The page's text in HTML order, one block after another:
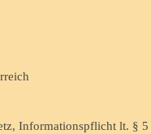
Informationspflicht lt. § 5